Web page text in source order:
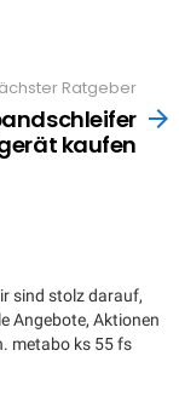
Ratgeber
kaufen
sind stolz darauf,
Angebote, Aktionen
metabo ks 55 fs